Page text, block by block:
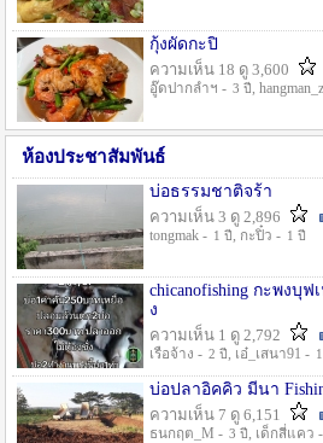
กุ้งผัดกะปิ
ความเห็น 18 ดู 3,600
อู๊ดปากลำฯ - 3 ปี ,
ห้องประชาสัมพันธ์
บ่อธรรมชาติจร้า
ความเห็น 3 ดู 2,896
tongmak - 1 ปี , กะปิ๋ว - 1 ปี
chicanofishing กะพงบุ
ง
ความเห็น 1 ดู 2,792
เรือจ้าง - 2 ปี , เอ๋_เสนา91 -
บ่อปลาอิคคิว มีนา
ความเห็น 7 ดู 6,151
ธนกฤต_M - 3 ปี , เด็กสี่แคว -